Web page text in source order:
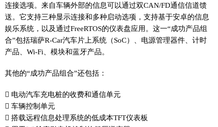
连接选项。来自车辆外部的信息可以通过双CAN/FD通信信道馈
送。它支持三种显示连接和多种启动选项，支持基于安卓的信息
娱乐系统，以及通过FreeRTOS的仪表盘应用。这一“成功产品组
合”包括瑞萨R-Car汽车片上系统（SoC）、电源管理器件、计时
产品、Wi-Fi、模块和蓝牙产品。
其他的“成功产品组合”还包括：
 电动汽车充电桩的收费和通信单元
 车辆控制单元
 搭载远程信息处理系统的低成本TFT仪表板